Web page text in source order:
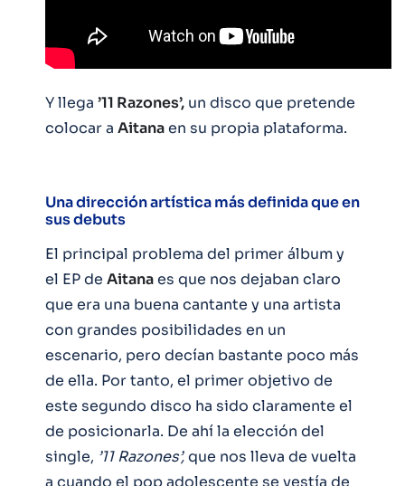
Y llega ’11 Razones’, un disco que pretende
colocar a Aitanaen su propia plataforma.
Una dirección artística más definida que en
sus debuts
El principal problema del primer álbum y
el EP de Aitanaes que nos dejaban claro
que era una buena cantante y una artista
con grandes posibilidades en un
escenario, pero decían bastante poco más
de ella. Por tanto, el primer objetivo de
este segundo disco ha sido claramente el
de posicionarla. De ahí la elección del
single, ’11 Razones’,que nos lleva de vuelta
a cuando el pop adolescente se vestía de